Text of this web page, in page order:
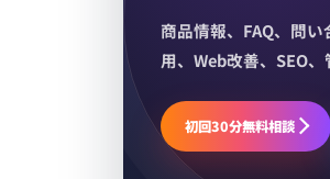
商品情報、FAQ、問
用、Web改善、SEO
初回30分無料相談